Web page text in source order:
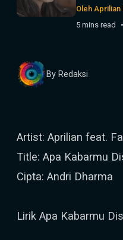
Oleh Aprilian
5 mins read
By Redaksi
Artist: Aprilian feat.
Title: Apa Kabarmu
Cipta: Andri Dharma
Lirik Apa Kabarmu